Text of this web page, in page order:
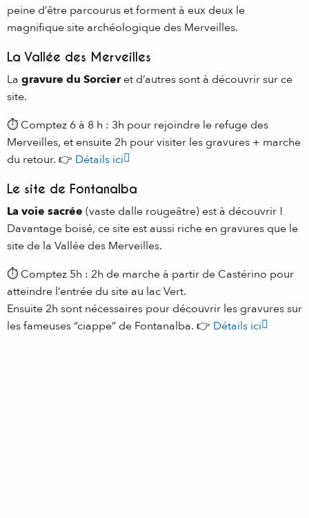
peine d’être parcourus et forment à eux deux le
magnifique site archéologique des Merveilles.
La Vallée des Merveilles
La gravure du Sorcieret d’autres sont à découvrir sur ce
site.
⏱️ Comptez 6 à 8 h : 3h pour rejoindre le refuge des
Merveilles, et ensuite 2h pour visiter les gravures + marche
du retour. 👉 Détails ici
Le site de Fontanalba
La voie sacrée (vaste dalle rougeâtre) est à découvrir !
Davantage boisé, ce site est aussi riche en gravures que le
site de la Vallée des Merveilles.
⏱️ Comptez 5h : 2h de marche à partir de Castérino pour
atteindre l’entrée du site au lac Vert.
Ensuite 2h sont nécessaires pour découvrir les gravures sur
les fameuses “ciappe” de Fontanalba. 👉 Détails ici